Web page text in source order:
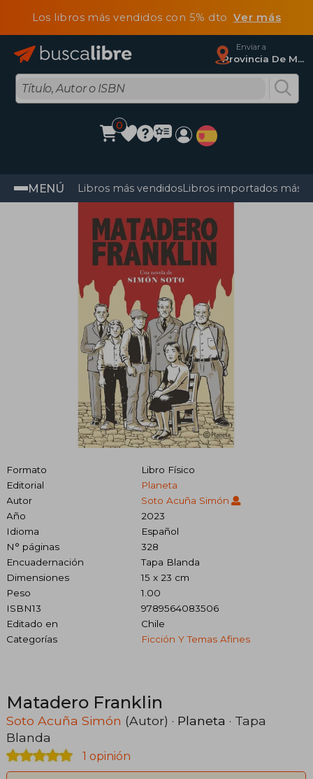
Los libros más vendidos con 5% dtoVer más
Enviar a
Provincia De Madrid
0
MENÚ Libros más vendidosLibros importados más
Formato
Libro Físico
Editorial
Planeta
Autor
Soto Acuña Simón
Año
2023
Idioma
Español
N° páginas
328
Encuadernación
Tapa Blanda
Dimensiones
15 x 23 cm
Peso
1.00
ISBN13
9789564083506
Editado en
Chile
Categorías
Ficción Y Temas Afines
Matadero Franklin
Soto Acuña Simón (Autor) · Planeta · Tapa
Blanda
1 opinión